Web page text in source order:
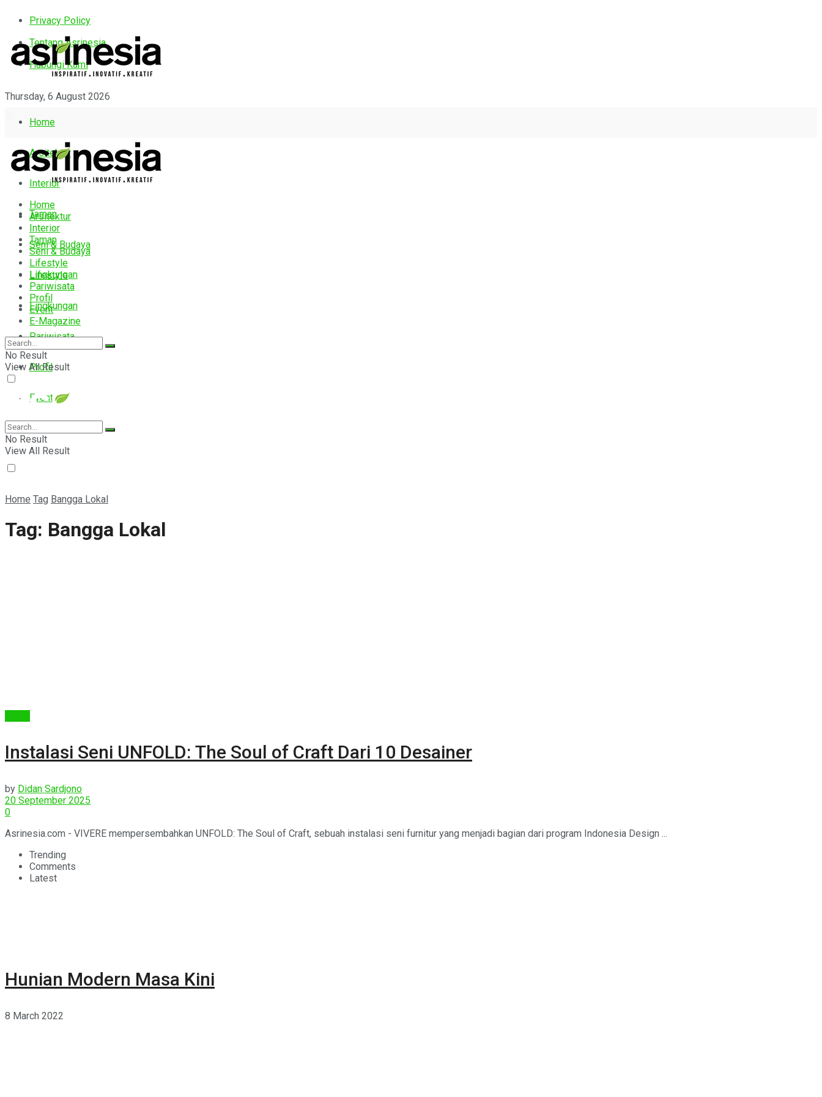
Privacy Policy
Tentang Asrinesia
Hubungi Kami
Thursday, 6 August 2026
Home
Arsitektur
Interior
Taman
Seni & Budaya
Lifestyle
Lingkungan
Pariwisata
Profil
Event
E-Magazine
Home
Arsitektur
Interior
Taman
Seni & Budaya
Lifestyle
Lingkungan
Pariwisata
Profil
Event
E-Magazine
No Result
View All Result
No Result
View All Result
Home Tag Bangga Lokal
Tag: Bangga Lokal
Instalasi Seni UNFOLD: The Soul of Craft Dari 10 Desainer
by Didan Sardjono
20 September 2025
0
Asrinesia.com - VIVERE mempersembahkan UNFOLD: The Soul of Craft, sebuah instalasi seni furnitur yang menjadi bagian dari program Indonesia Design ...
Trending
Comments
Latest
Hunian Modern Masa Kini
8 March 2022